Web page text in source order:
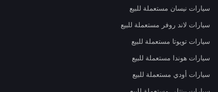
سيارات نيسان مستعملة للبيع
سيارات لاند روفر مستعملة للبيع
سيارات تويوتا مستعملة للبيع
سيارات هوندا مستعملة للبيع
سيارات أودي مستعملة للبيع